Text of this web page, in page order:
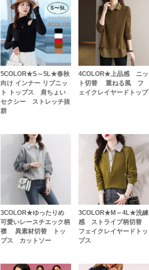
5COLOR★S～5L★春秋
向け インナー リブニッ
ト トップス 肩ちょい
セクシー ストレッチ抜
群
4COLOR★上品感 ニッ
ト切替 重ねる風 フ
ェイクレイヤードトップ
3COLOR★ゆったりめ
可愛いレースチエック柄
襟 異素材切替 トッ
プス カットソー
3COLOR★M～4L★洗練
感 ストライプ柄切替
フェイクレイヤードトッ
プス